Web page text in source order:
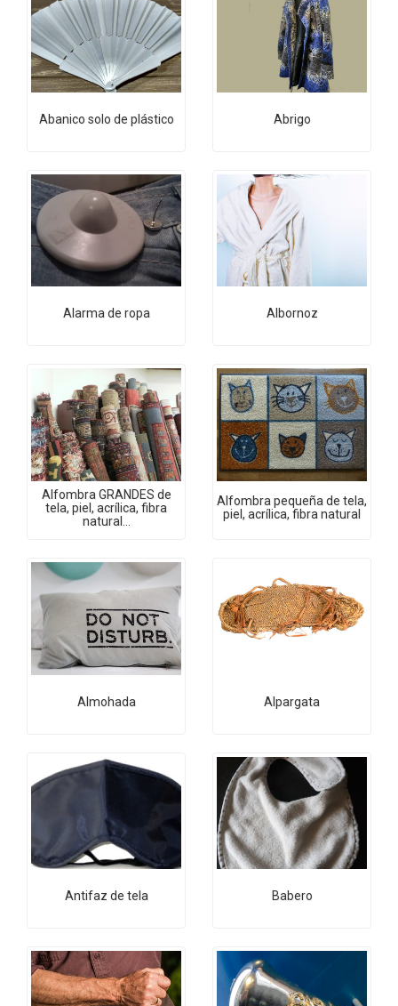
Abanico solo de plástico Abrigo
Alarma de ropa Albornoz
Alfombra GRANDES de
tela, piel, acrílica, fibra
natural...
Alfombra pequeña de tela,
piel, acrílica, fibra natural
Almohada Alpargata
Antifaz de tela Babero